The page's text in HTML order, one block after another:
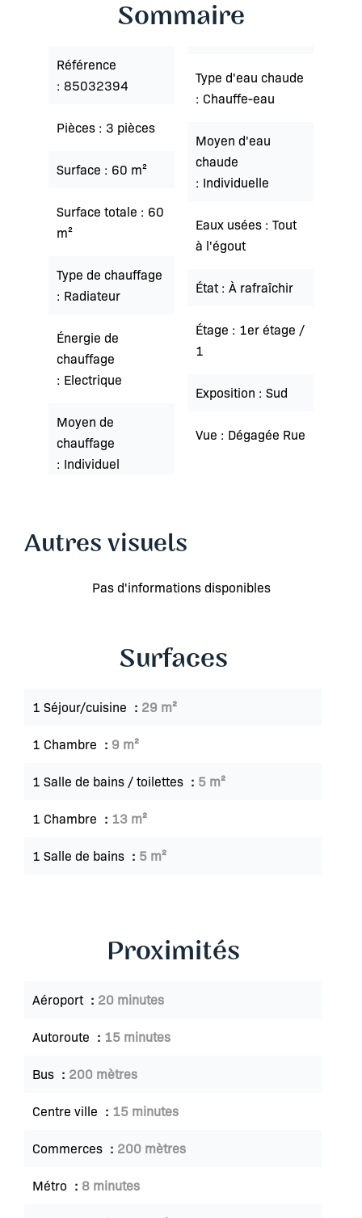
Sommaire
Référence
85032394
Pièces 3 pièces
Surface 60 m²
Surface totale
60
m²
Type de chauffage
Radiateur
Énergie de
chauffage
Electrique
Moyen de
chauffage
Individuel
Type d'eau chaude
Chauffe-eau
Moyen d'eau
chaude
Individuelle
Eaux usées
Tout
à l'égout
État À rafraîchir
Étage
1er étage /
1
Exposition Sud
Vue Dégagée Rue
Autres visuels
Pas d'informations disponibles
Surfaces
1 Séjour/cuisine 29 m²
1 Chambre 9 m²
1 Salle de bains / toilettes 5 m²
1 Chambre 13 m²
1 Salle de bains 5 m²
Proximités
Aéroport 20 minutes
Autoroute 15 minutes
Bus 200 mètres
Centre ville 15 minutes
Commerces 200 mètres
Métro 8 minutes